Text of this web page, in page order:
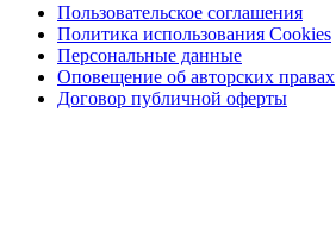
Пользовательское соглашения
Политика использования Cookies
Персональные данные
Оповещение об авторских правах
Договор публичной оферты